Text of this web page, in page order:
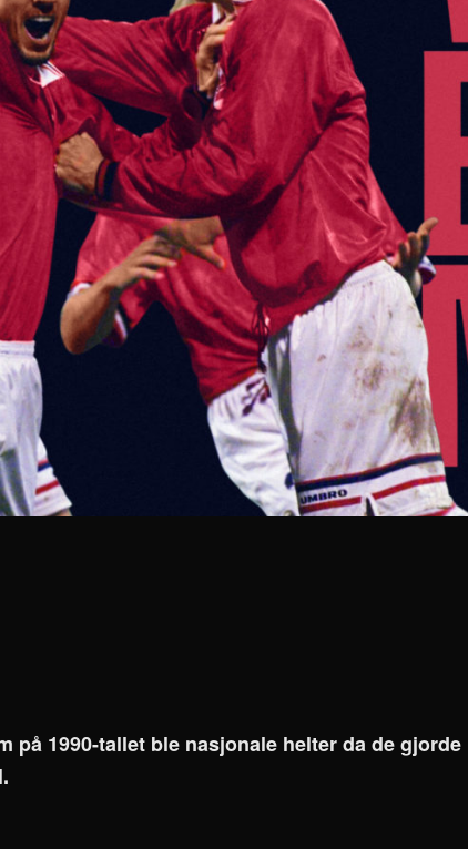
på 1990-tallet ble nasjonale helter da de gjorde